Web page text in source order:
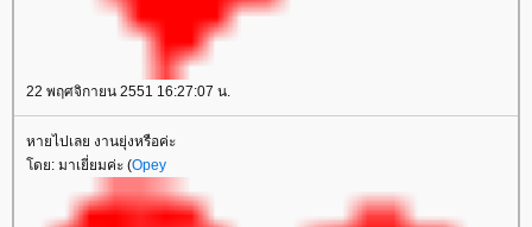
22 พฤศจิกายน 2551 16:27:07 น.
หายไปเลย งานยุ่งหรือค่ะ
ดย: มาเยี่ยมค่ะ (Opey